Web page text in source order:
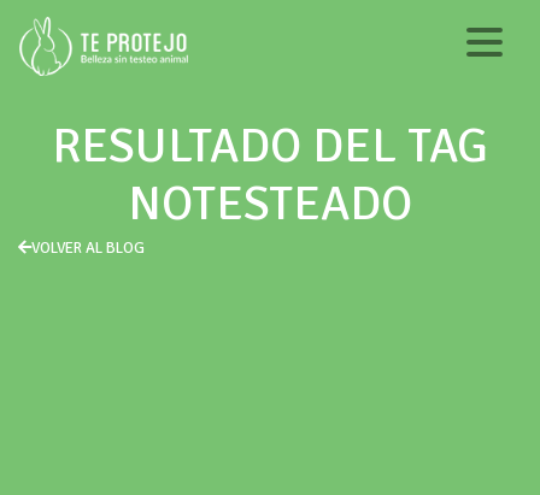
RESULTADO DEL TAG
NOTESTEADO
VOLVER AL BLOG